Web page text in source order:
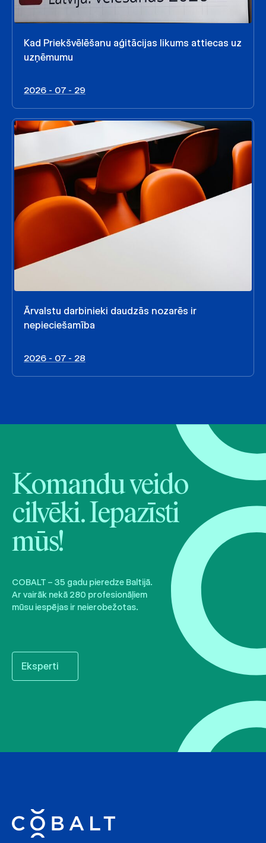
Kad Priekšvēlēšanu aģitācijas likums attiecas uz
uzņēmumu
2026 - 07 - 29
Ārvalstu darbinieki daudzās nozarēs ir
nepieciešamība
2026 - 07 - 28
Komandu veido
cilvēki. Iepazīsti
mūs!
COBALT – 35 gadu pieredze Baltijā.
Ar vairāk nekā 280 profesionāļiem
mūsu iespējas ir neierobežotas.
Eksperti